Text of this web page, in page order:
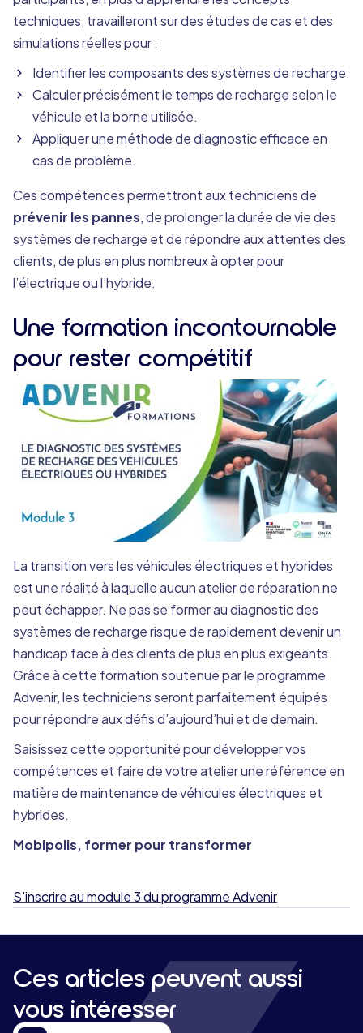
techniques, travailleront sur des études de cas et des
simulations réelles pour :
Identifier les composants des systèmes de recharge.
Calculer précisément le temps de recharge selon le
véhicule et la borne utilisée.
Appliquer une méthode de diagnostic efficace en
cas de problème.
Ces compétences permettront aux techniciens de
prévenir les pannes, de prolonger la durée de vie des
systèmes de recharge et de répondre aux attentes des
clients, de plus en plus nombreux à opter pour
l’électrique ou l’hybride.
Une formation incontournable
pour rester compétitif
La transition vers les véhicules électriques et hybrides
est une réalité à laquelle aucun atelier de réparation ne
peut échapper. Ne pas se former au diagnostic des
systèmes de recharge risque de rapidement devenir un
handicap face à des clients de plus en plus exigeants.
Grâce à cette formation soutenue par le programme
Advenir, les techniciens seront parfaitement équipés
pour répondre aux défis d’aujourd’hui et de demain.
Saisissez cette opportunité pour développer vos
compétences et faire de votre atelier une référence en
matière de maintenance de véhicules électriques et
hybrides.
Mobipolis, former pour transformer
S'inscrire au module 3 du programme Advenir
Ces articles peuvent aussi
vous intéresser